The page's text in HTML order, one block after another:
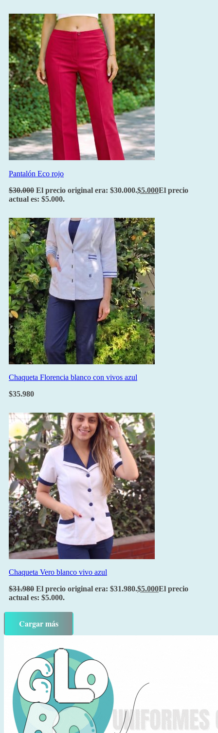
Pantalón Eco rojo
$30.000 El precio original era: $30.000.$5.000El precio
actual es: $5.000.
Chaqueta Florencia blanco con vivos azul
$35.980
Chaqueta Vero blanco vivo azul
$31.980 El precio original era: $31.980.$5.000El precio
actual es: $5.000.
Cargar más